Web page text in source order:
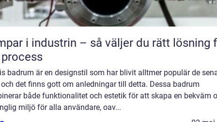
i industrin – så väljer du rätt lösning
badrum är en designstil som har blivit alltmer populär de
och det finns gott om anledningar till detta. Dessa badrum
både funktionalitet och estetik för att skapa en bekväm
miljö för alla användare, oav...